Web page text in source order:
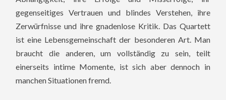
gegenseitiges Vertrauen und blindes Verstehen, ihre
Zerwürfnisse und ihre gnadenlose Kritik. Das Quartett
ist eine Lebensgemeinschaft der besonderen Art. Man
braucht die anderen, um vollständig zu sein, teilt
einerseits intime Momente, ist sich aber dennoch in
manchen Situationen fremd.